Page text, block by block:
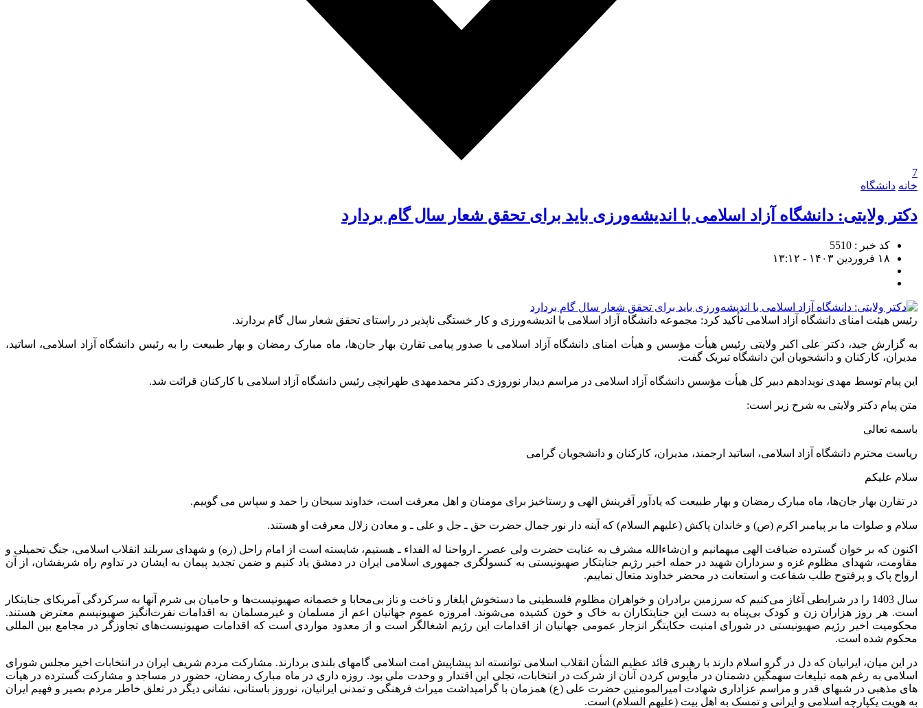
7
خانه دانشگاه
دکتر ولایتی: دانشگاه آزاد اسلامی با اندیشه‌ورزی باید برای تحقق شعار سال گام بردارد
کد خبر : 5510
۱۸ فروردین ۱۴۰۳ - ۱۳:۱۲
رئیس هیئت امنای دانشگاه آزاد اسلامی تأکید کرد: مجموعه دانشگاه آزاد اسلامی با اندیشه‌ورزی و کار خستگی ناپذیر در راستای تحقق شعار سال گام بردارند.
به گزارش جید، دکتر علی اکبر ولایتی رئیس هیأت مؤسس و هیأت امنای دانشگاه آزاد اسلامی با صدور پیامی تقارن بهار جان‌ها، ماه مبارک رمضان و بهار طبیعت را به رئیس دانشگاه آزاد اسلامی، اساتید،
مدیران، کارکنان و دانشجویان این دانشگاه تبریک گفت.
این پیام توسط مهدی نویدادهم دبیر کل هیأت مؤسس دانشگاه آزاد اسلامی در مراسم دیدار نوروزی دکتر محمدمهدی طهرانچی رئیس دانشگاه آزاد اسلامی با کارکنان قرائت شد.
متن پیام دکتر ولایتی به شرح زیر است:
باسمه تعالی
ریاست محترم دانشگاه آزاد اسلامی، اساتید ارجمند، مدیران، کارکنان و دانشجویان گرامی
سلام علیکم
در تقارن بهار جان‌ها، ماه مبارک رمضان و بهار طبیعت که یادآور آفرینش الهی و رستاخیز برای مومنان و اهل معرفت است، خداوند سبحان را حمد و سپاس می گوییم.
سلام و صلوات ما بر پیامبر اکرم (ص) و خاندان پاکش (علیهم السلام) که آینه دار نور جمال حضرت حق ـ جل و علی ـ و معادن زلال معرفت او هستند.
اکنون که بر خوان گسترده ضیافت الهی میهمانیم و ان‌شاءالله مشرف به عنایت حضرت ولی عصر ـ ارواحنا له الفداء ـ هستیم، شایسته است از امام راحل (ره) و شهدای سربلند انقلاب اسلامی، جنگ تحمیلی و
مقاومت، شهدای مظلوم غزه و سرداران شهید در حمله اخیر رژیم جنایتکار صهیونیستی به کنسولگری جمهوری اسلامی ایران در دمشق یاد کنیم و ضمن تجدید پیمان به ایشان در تداوم راه شریفشان، از آن
ارواح پاک و پرفتوح طلب شفاعت و استعانت در محضر خداوند متعال نماییم.
سال 1403 را در شرایطی آغاز می‌کنیم که سرزمین برادران و خواهران مظلوم فلسطینی ما دستخوش ایلغار و تاخت و تاز بی‌محابا و خصمانه صهیونیست‌ها و حامیان بی شرم آنها به سرکردگی آمریکای جنایتکار
است. هر روز هزاران زن و کودک بی‌پناه به دست این جنایتکاران به خاک و خون کشیده می‌شوند. امروزه عموم جهانیان اعم از مسلمان و غیرمسلمان به اقدامات نفرت‌انگیز صهیونیسم معترض هستند.
محکومیت اخیر رژیم صهیونیستی در شورای امنیت حکایتگر انزجار عمومی جهانیان از اقدامات این رژیم اشغالگر است و از معدود مواردی است که اقدامات صهیونیست‌های تجاوزگر در مجامع بین المللی
محکوم شده است.
در این میان، ایرانیان که دل در گرو اسلام دارند با رهبری قائد عظیم الشأن انقلاب اسلامی توانسته اند پیشاپیش امت اسلامی گامهای بلندی بردارند. مشارکت مردم شریف ایران در انتخابات اخیر مجلس شورای
اسلامی به رغم همه تبلیغات سهمگین دشمنان در مأیوس کردن آنان از شرکت در انتخابات، تجلی این اقتدار و وحدت ملی بود. روزه داری در ماه مبارک رمضان، حضور در مساجد و مشارکت گسترده در هیأت
های مذهبی در شبهای قدر و مراسم عزاداری شهادت امیرالمومنین حضرت علی (ع) همزمان با گرامیداشت میراث فرهنگی و تمدنی ایرانیان، نوروز باستانی، نشانی دیگر در تعلق خاطر مردم بصیر و فهیم ایران
به هویت یکپارچه اسلامی و ایرانی و تمسک به اهل بیت (علیهم السلام) است.